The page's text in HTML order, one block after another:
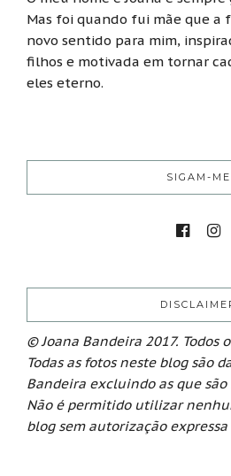
Mas foi quando fui mãe que a
novo sentido para mim,
filhos e motivada em tornar
eles eterno.
SIGAM-ME
© Joana Bandeira 2017. Todos
Todas as fotos neste blog são
Bandeira excluindo as que
Não é permitido utilizar
blog sem autorização